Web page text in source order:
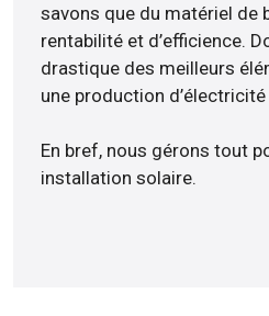
savons que du matériel de
rentabilité et d’efficience.
drastique des meilleurs
une production
En bref, nous gérons tout
installation solaire.